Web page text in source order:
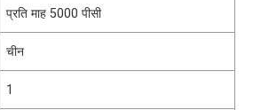
प्रति माह 5000 पीसी
चीन
1